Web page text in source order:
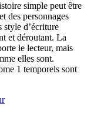
simple peut être
des personnages
style d’écriture
et déroutant. La
le lecteur, mais
elles sont.
1 temporels sont